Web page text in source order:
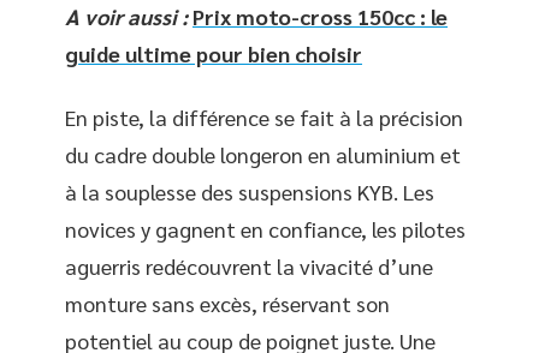
A voir aussi : Prix moto-cross 150cc : le
guide ultime pour bien choisir
En piste, la différence se fait à la précision
du cadre double longeron en aluminium et
à la souplesse des suspensions KYB. Les
novices y gagnent en confiance, les pilotes
aguerris redécouvrent la vivacité d’une
monture sans excès, réservant son
potentiel au coup de poignet juste. Une